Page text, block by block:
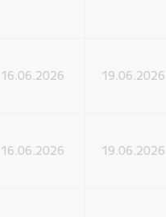
16.06.2026 19.06.2026
16.06.2026 19.06.2026